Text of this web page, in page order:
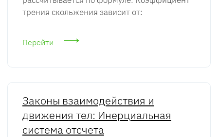
трения скольжения зависит от:
Перейти
Законы взаимодействия и
движения тел: Инерциальная
система отсчета